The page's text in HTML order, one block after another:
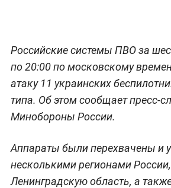
Российские системы ПВО за
по 20:00 по московскому
атаку 11 украинских
типа. Об этом сообщает пресс-
Минобороны России.
Аппараты были перехвачены и
несколькими регионами
Ленинградскую область, а